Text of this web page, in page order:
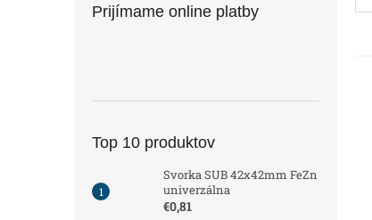
Prijímame online platby
Top 10 produktov
Svorka SUB 42x42mm FeZn
univerzálna
€0,81